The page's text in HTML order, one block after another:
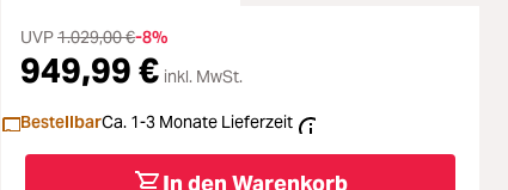
UVP1.029,00 €-8%
949,99 € inkl. MwSt.
BestellbarCa. 1-3 Monate Lieferzeit
In den Warenkorb